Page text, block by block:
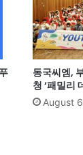
동국씨엠,
청 ‘패밀리
August